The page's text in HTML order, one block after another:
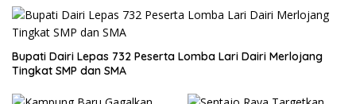
Bupati Dairi Lepas 732 Peserta Lomba Lari Dairi Merlojang
Tingkat SMP dan SMA